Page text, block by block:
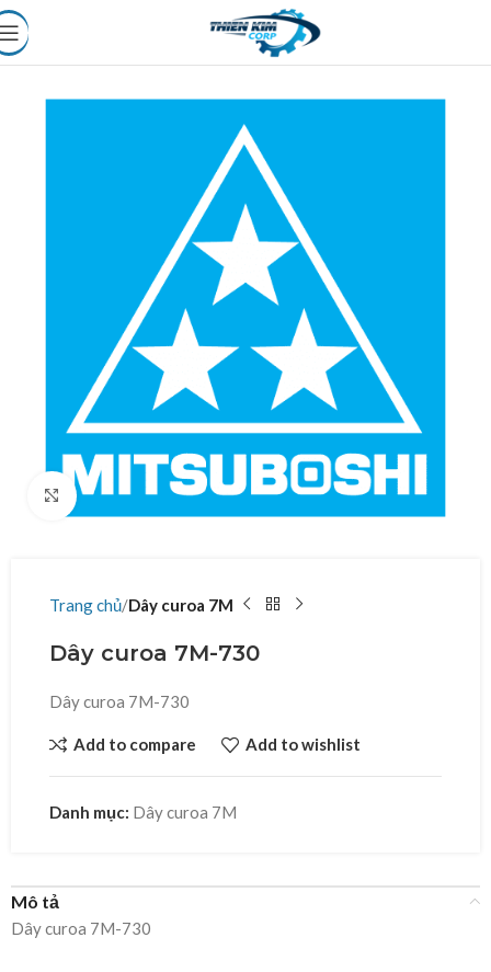
Click to enlarge
Trang chủ Dây curoa 7M
Dây curoa 7M-730
Dây curoa 7M-730
Add to compare Add to wishlist
Danh mục: Dây curoa 7M
Mô tả
Dây curoa 7M-730